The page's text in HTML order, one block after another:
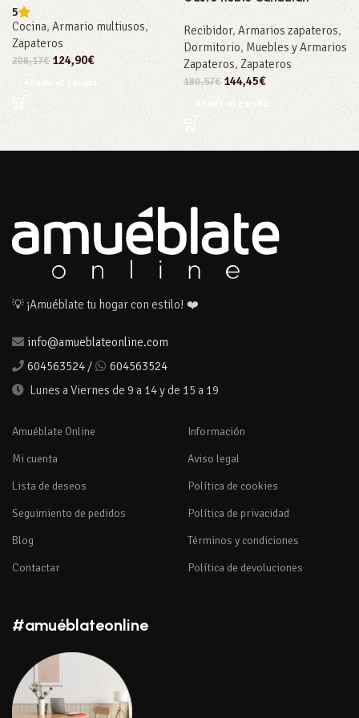
5
Cocina, Armario multiusos,
Zapateros
208,17€124,90€
Añadir al carrito
Recibidor, Armarios zapateros,
Dormitorio, Muebles y Armarios
Zapateros, Zapateros
180,57€ 144,45€
Añadir al carrito
💡 ¡Amuéblate tu hogar con estilo! ❤️
info@amueblateonline.com
604563524 /
604563524
Lunes a Viernes de 9 a 14 y de 15 a 19
Amuéblate Online
Mi cuenta
Lista de deseos
Seguimiento de pedidos
Blog
Contactar
Información
Aviso legal
Política de cookies
Política de privacidad
Términos y condiciones
Política de devoluciones
#amuéblateonline